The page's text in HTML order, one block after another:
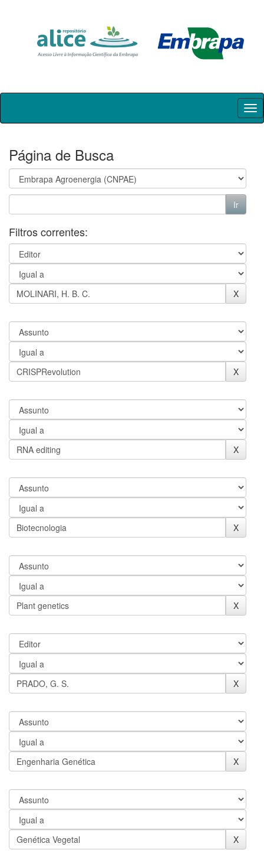
Skip
Página de Busca
Filtros correntes: